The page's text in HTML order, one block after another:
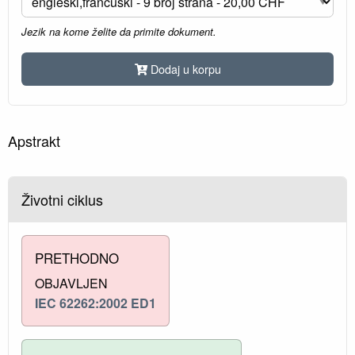
Jezik na kome želite da primite dokument.
Dodaj u korpu
Apstrakt
Životni ciklus
PRETHODNO
OBJAVLJEN
IEC 62262:2002 ED1